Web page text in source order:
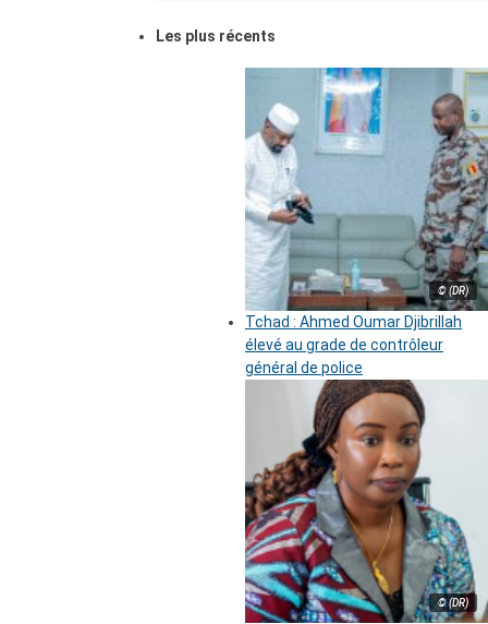
Les plus récents
© (DR)
Tchad : Ahmed Oumar Djibrillah
élevé au grade de contrôleur
général de police
© (DR)